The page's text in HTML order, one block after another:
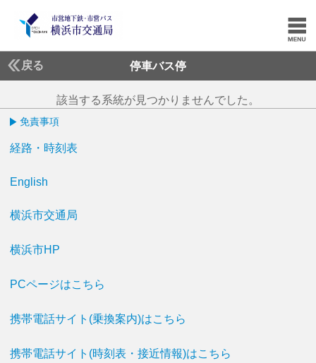
戻る 停車バス停
該当する系統が見つかりませんでした。
免責事項
経路・時刻表
English
横浜市交通局
横浜市HP
PCページはこちら
携帯電話サイト(乗換案内)はこちら
携帯電話サイト(時刻表・接近情報)はこちら